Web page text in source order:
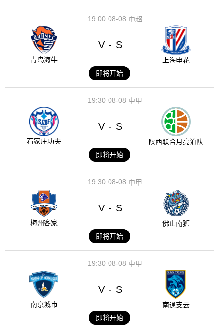
08-08
19:00 中超
青岛海牛
V - S
上海申花
即将开始
08-08
19:30 中甲
石家庄功夫
V - S
陕西联合月亮泊队
即将开始
08-08
19:30 中甲
梅州客家
V - S
佛山南狮
即将开始
08-08
19:30 中甲
南京城市
V - S
南通支云
即将开始